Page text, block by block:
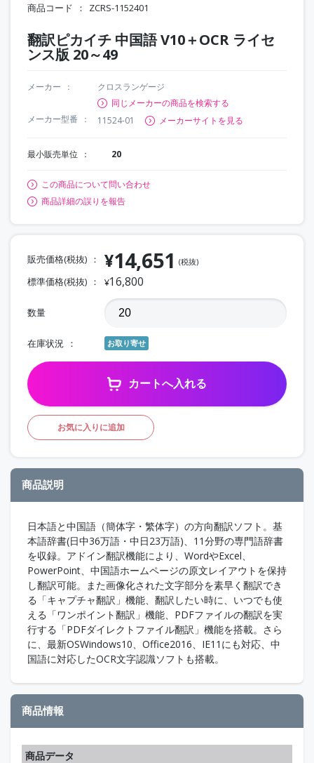
商品コード ZCRS-1152401
翻訳ピカイチ 中国語 V10＋OCR ライセ
ンス版 20～49
メーカー
クロスランゲージ
同じメーカーの商品を検索する
メーカー型番
11524-01 メーカーサイトを見る
最小販売単位 20
この商品について問い合わせ
商品詳細の誤りを報告
販売価格(税抜) ¥14,651 (税抜)
標準価格(税抜) ¥16,800
数量
在庫状況 お取り寄せ
カートへ入れる
お気に入りに追加
商品説明
日本語と中国語（簡体字・繁体字）の方向翻訳ソフト。基
本語辞書(日中36万語・中日23万語)、11分野の専門語辞書
を収録。アドイン翻訳機能により、WordやExcel、
PowerPoint、中国語ホームページの原文レイアウトを保持
し翻訳可能。また画像化された文字部分を素早く翻訳でき
る「キャプチャ翻訳」機能、翻訳したい時に、いつでも使
える「ワンポイント翻訳」機能、PDFファイルの翻訳を実
行する「PDFダイレクトファイル翻訳」機能を搭載。さら
に、最新OSWindows10、Office2016、IE11にも対応、中
国語に対応したOCR文字認識ソフトも搭載。
商品情報
商品データ